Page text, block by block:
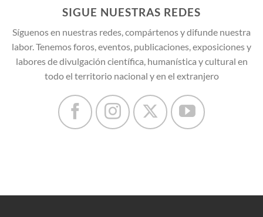
SIGUE NUESTRAS REDES
Síguenos en nuestras redes, compártenos y difunde nuestra
labor. Tenemos foros, eventos, publicaciones, exposiciones y
labores de divulgación científica, humanística y cultural en
todo el territorio nacional y en el extranjero